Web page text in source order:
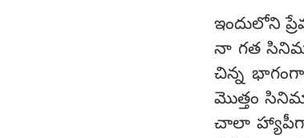
ఇందులోని
నా గత
చిన్న
మొత్తం
చాలా హ్యాపీగా